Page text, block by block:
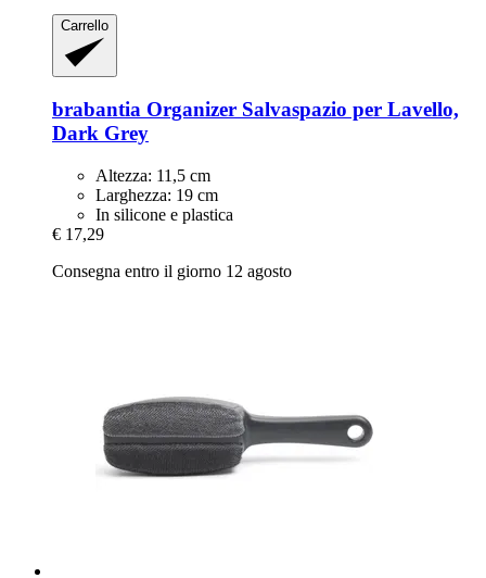
Carrello
brabantia Organizer Salvaspazio per Lavello,
Dark Grey
Altezza: 11,5 cm
Larghezza: 19 cm
In silicone e plastica
€ 17,29
Consegna entro il giorno 12 agosto